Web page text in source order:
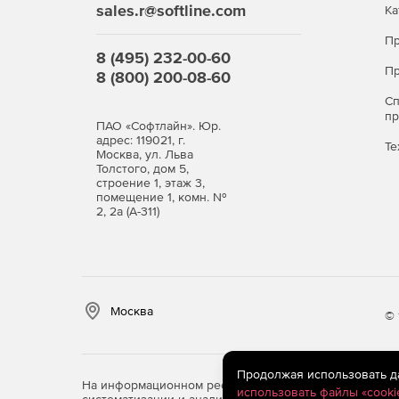
Гибкий механизм хранения данных
восстановления и контролировать объем
sales.r@softline.com
8 (495) 232-00-60
8 (800) 200-08-60
ПАО «Софтлайн». Юр.
адрес: 119021, г.
Москва, ул. Льва
Толстого, дом 5,
строение 1, этаж 3,
помещение 1, комн. №
2, 2а (А-311)
Москва ©
На информационном ресурсе store.softline.ru
Продолжая использовать
использовать файлы